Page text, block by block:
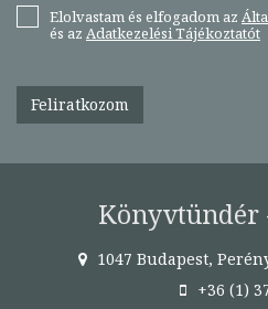
Elolvastam és elfogadom az
és az Adatkezelési Tájékoztatót
Feliratkozom
Könyvtündér
1047 Budapest,
+36 (1)